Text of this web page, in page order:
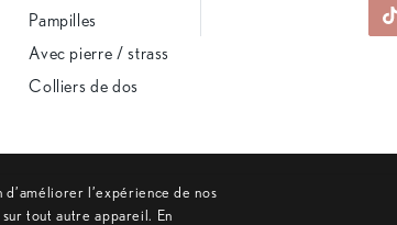
Pampilles
Avec pierre / strass
Colliers de dos
l’expérience de nos
tout autre appareil. En